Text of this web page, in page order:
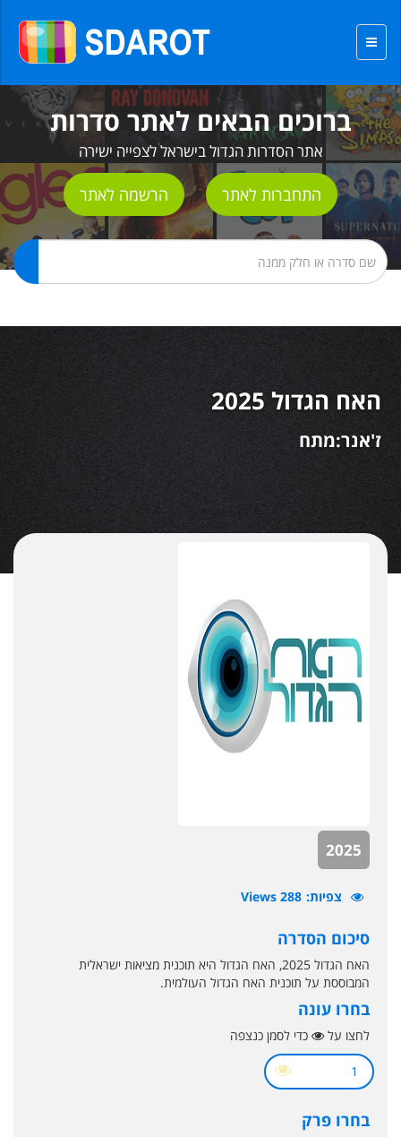
ברוכים הבאים לאתר סדרות
אתר הסדרות הגדול בישראל לצפייה ישירה
התחברות לאתר הרשמה לאתר
האח הגדול 2025
ז'אנר:מתח
2025
צפיות 288 Views
סיכום הסדרה
האח הגדול 2025, האח הגדול היא תוכנית מציאות ישראלית
המבוססת על תוכנית האח הגדול העולמית.
בחרו עונה
לחצו על כדי לסמן כנצפה
1
בחרו פרק